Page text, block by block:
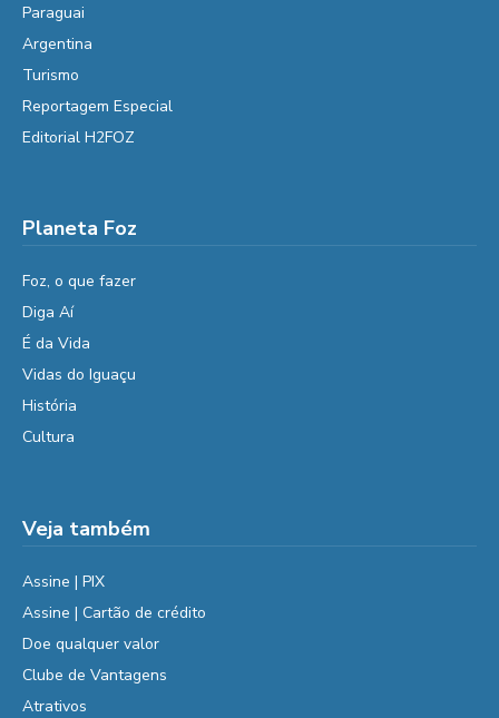
Paraguai
Argentina
Turismo
Reportagem Especial
Editorial H2FOZ
Planeta Foz
Foz, o que fazer
Diga Aí
É da Vida
Vidas do Iguaçu
História
Cultura
Veja também
Assine | PIX
Assine | Cartão de crédito
Doe qualquer valor
Clube de Vantagens
Atrativos